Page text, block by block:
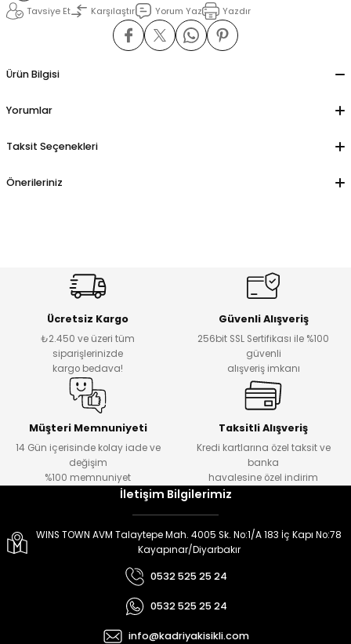
Tavsiye Et
Karşılaştır Yorum Yaz Yazdır
Ürün Bilgisi
Yorumlar
Taksit Seçenekleri
Önerileriniz
Ücretsiz Kargo
₺2.450 ve üzeri tüm
siparişlerinizde
kargo bedava!
Güvenli Alışveriş
256bit SSL Sertifikası ile %100
güvenli
alışveriş imkanı
Müşteri Memnuniyeti
14 Gün içerisinde kolay iade ve
değişim
%100 memnuniyet
Taksitli Alışveriş
Kredi kartlarına özel taksit ve
banka
havalesine özel indirim
İletişim Bilgilerimiz
WINS TOWN AVM Talaytepe Mah. 4005 Sk. No:1/A 183 İç Kapı No:78
Kayapınar/Diyarbakır
0532 525 25 24
0532 525 25 24
info@kadriyakisikli.com